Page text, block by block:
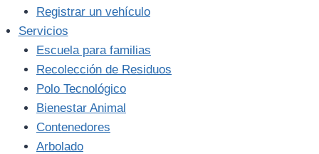
Registrar un vehículo
Servicios
Escuela para familias
Recolección de Residuos
Polo Tecnológico
Bienestar Animal
Contenedores
Arbolado